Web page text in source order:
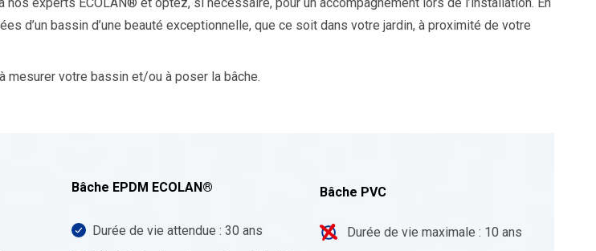
d’un bassin d’une beauté exceptionnelle, que ce soit dans votre jardin, à proximité de votre
mesurer votre bassin et/ou à poser la bâche.
Bâche EPDM ECOLAN®
Durée de vie attendue : 30 ans
Bâche PVC
Durée de vie maximale : 10 ans